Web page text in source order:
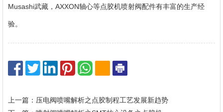
Musashi武藏，AXXON轴心等点胶机喷射阀配件有丰富的生产经
验。
上一篇：压电阀喷嘴解析之点胶制程工艺发展新趋势